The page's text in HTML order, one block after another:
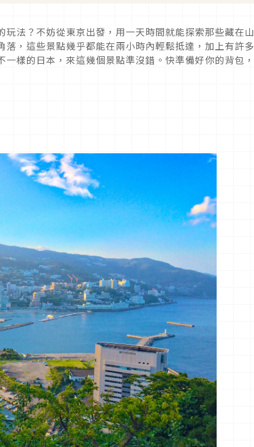
法？不妨從東京出發，用一天時間就能探索那些藏在山
，這些景點幾乎都能在兩小時內輕鬆抵達，加上有許多
樣的日本，來這幾個景點準沒錯。快準備好你的背包，